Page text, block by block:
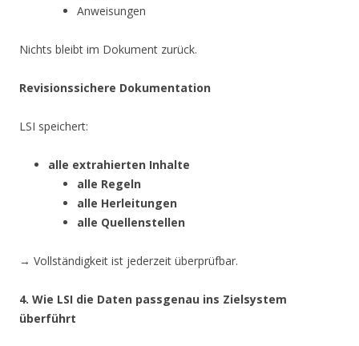
Anweisungen
Nichts bleibt im Dokument zurück.
Revisionssichere Dokumentation
LSI speichert:
alle extrahierten Inhalte
alle Regeln
alle Herleitungen
alle Quellenstellen
→ Vollständigkeit ist jederzeit überprüfbar.
4. Wie LSI die Daten passgenau ins Zielsystem
überführt